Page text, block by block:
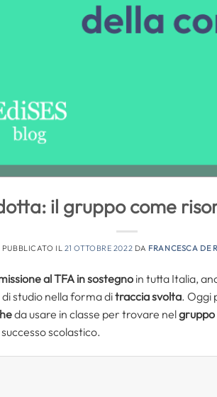
il gruppo come
PUBBLICATO IL 21 OTTOBRE 2022 DA FRANCESCA DE
al TFA in sostegnoin tutta Italia,
studio nella forma ditraccia svolta. Oggi
da usare in classe per trovare nelgruppo
scolastico.